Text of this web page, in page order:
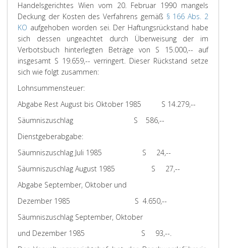
Handelsgerichtes Wien vom 20. Februar 1990 mangels
Deckung der Kosten des Verfahrens gemäß § 166 Abs. 2
KO aufgehoben worden sei. Der Haftungsrückstand habe
sich dessen ungeachtet durch Überweisung der im
Verbotsbuch hinterlegten Beträge von S 15.000,-- auf
insgesamt S 19.659,-- verringert. Dieser Rückstand setze
sich wie folgt zusammen:
Lohnsummensteuer:
Abgabe Rest August bis Oktober 1985 S 14.279,--
Säumniszuschlag S 586,--
Dienstgeberabgabe:
Säumniszuschlag Juli 1985 S 24,--
Säumniszuschlag August 1985 S 27,--
Abgabe September, Oktober und
Dezember 1985 S 4.650,--
Säumniszuschlag September, Oktober
und Dezember 1985 S 93,--.